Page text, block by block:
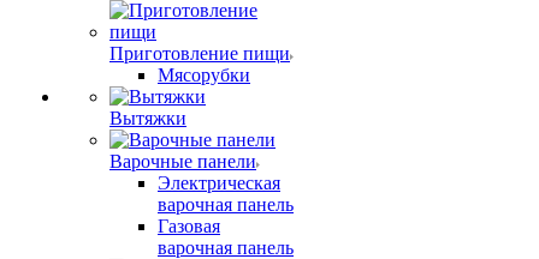
Приготовление пищи
Мясорубки
Вытяжки
Варочные панели
Электрическая
варочная панель
Газовая
варочная панель